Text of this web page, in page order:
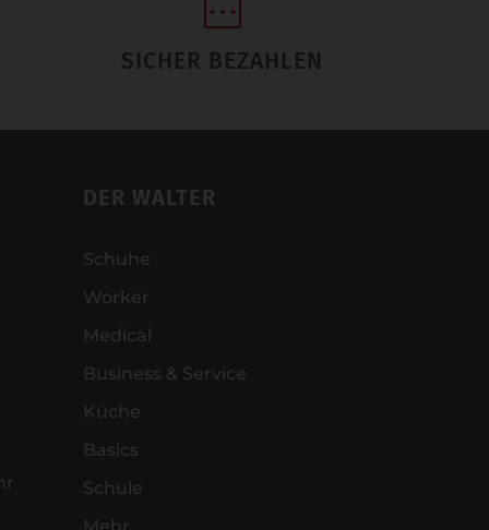
SICHER BEZAHLEN
DER WALTER
Schuhe
Worker
Medical
Business & Service
Küche
Basics
Schule
Mehr